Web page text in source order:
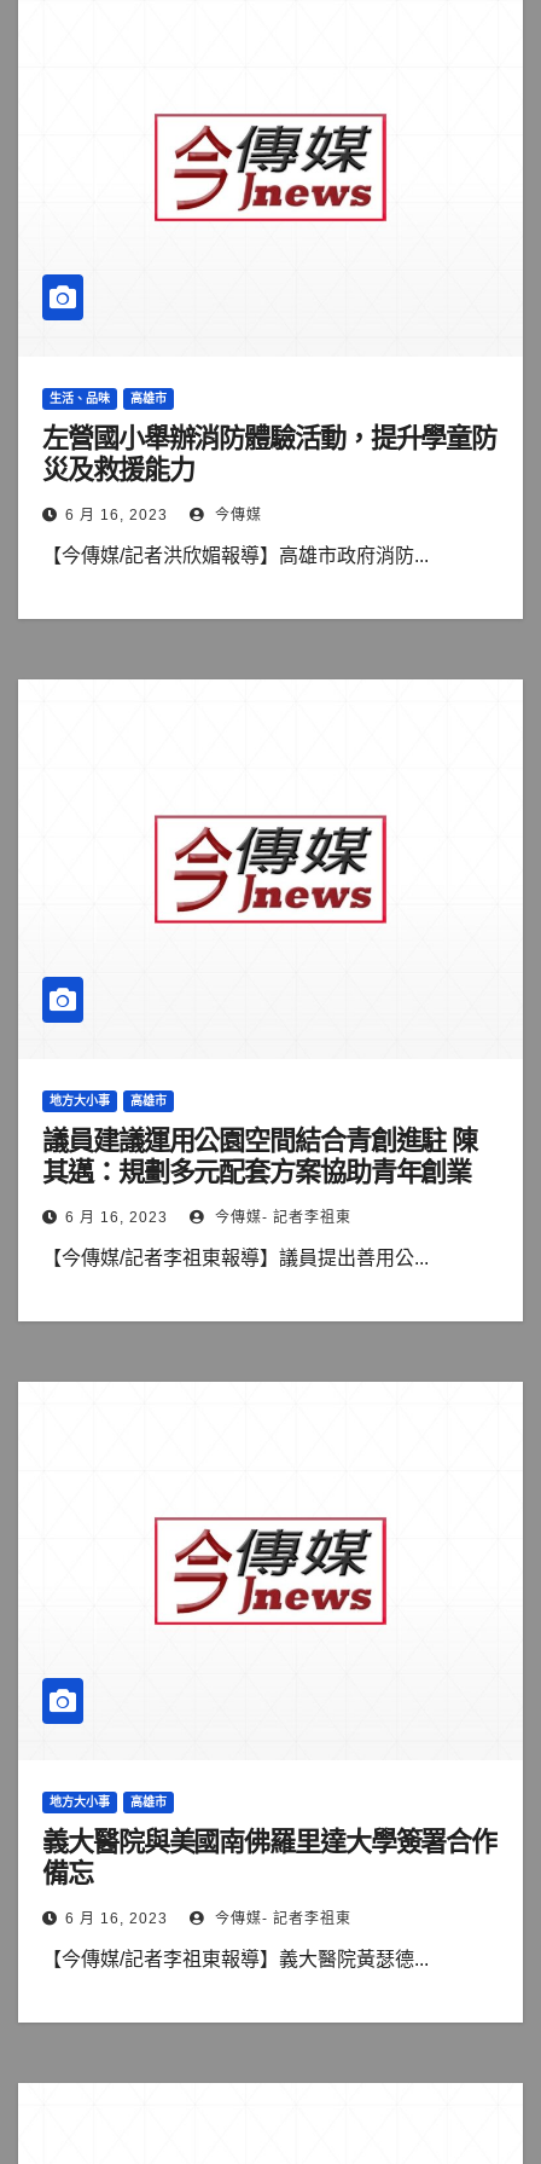
生活、品味 高雄市
左營國小舉辦消防體驗活動，提升學童防
災及救援能力
6 月 16, 2023 今傳媒
【今傳媒/記者洪欣媚報導】高雄市政府消防...
地方大小事 高雄市
議員建議運用公園空間結合青創進駐 陳
其邁：規劃多元配套方案協助青年創業
6 月 16, 2023 今傳媒- 記者李祖東
【今傳媒/記者李祖東報導】議員提出善用公...
地方大小事 高雄市
義大醫院與美國南佛羅里達大學簽署合作
備忘
6 月 16, 2023 今傳媒- 記者李祖東
【今傳媒/記者李祖東報導】義大醫院黃瑟德...